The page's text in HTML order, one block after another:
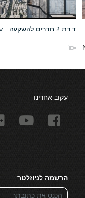
דירת 2 חדרים להשקעה - DUO Tel Aviv
עקוב אחרינו
הרשמה לניוזלטר